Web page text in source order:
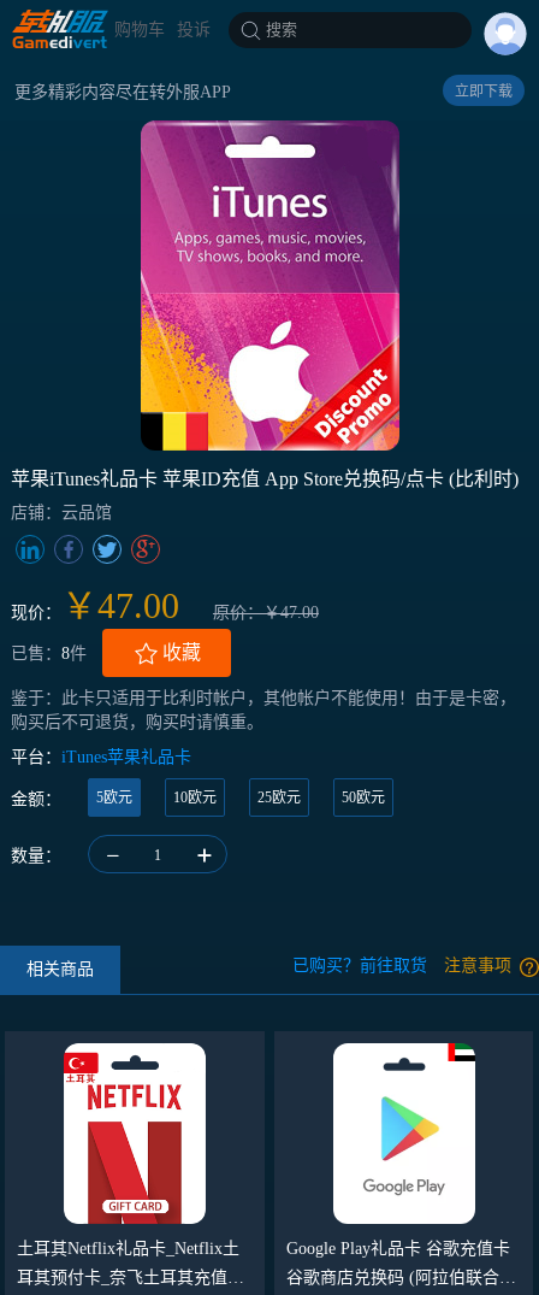
购物车 投诉 搜索
更多精彩内容尽在转外服APP 立即下载
苹果iTunes礼品卡 苹果ID充值 App Store兑换码/点卡 (比利时)
店铺：云品馆
现价： ￥47.00 原价：￥47.00
已售： 8件 收藏
鉴于：此卡只适用于比利时帐户，其他帐户不能使用！由于是卡密，
购买后不可退货，购买时请慎重。
平台： iTunes苹果礼品卡
金额： 5欧元 10欧元 25欧元 50欧元
数量： 1
相关商品 已购买？前往取货 注意事项
土耳其Netflix礼品卡_Netflix土
耳其预付卡_奈飞土耳其充值卡
Google Play礼品卡 谷歌充值卡
谷歌商店兑换码 (阿拉伯联合酋